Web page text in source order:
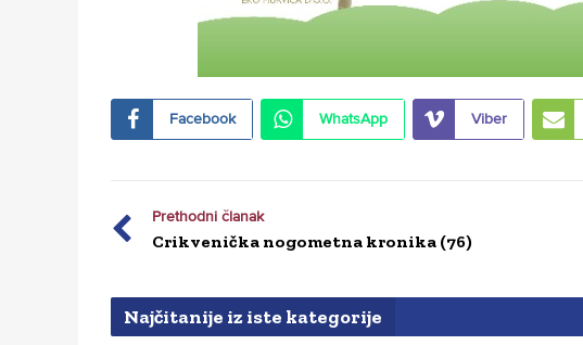
Facebook WhatsApp Viber
Prethodni članak
Crikvenička nogometna kronika (76)
Najčitanije iz iste kategorije